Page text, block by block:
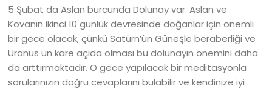
5 Şubat da Aslan burcunda Dolunay var. Aslan ve
Kovanın ikinci 10 günlük devresinde doğanlar için önemli
bir gece olacak, çünkü Satürn’ün Güneşle beraberliği ve
Uranüs ün kare açıda olması bu dolunayın önemini daha
da arttırmaktadır. O gece yapılacak bir meditasyonla
sorularınızın doğru cevaplarını bulabilir ve kendinize iyi